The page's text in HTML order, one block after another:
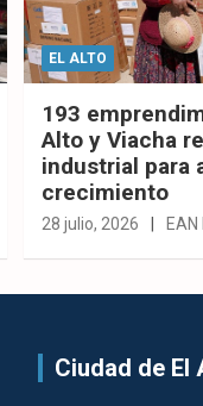
EL ALTO
193
Alto y Viacha
industrial para
crecimiento
28 julio, 2026 EAN
Ciudad de El